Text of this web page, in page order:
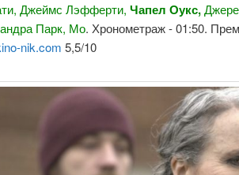
Джеймс Лэфферти,Чапел Оукс,
Парк, Мо. Хронометраж - 01:50.
nik.com 5,5/10